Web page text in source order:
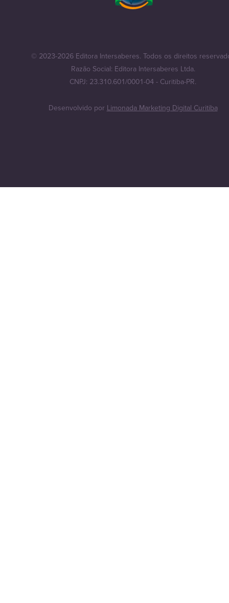
© 2023-2026 Editora Intersaberes. Todos os direitos
Razão Social: Editora Intersaberes Ltda.
CNPJ: 23.310.601/0001-04 - Curitiba-PR.
Desenvolvido porLimonada Marketing Digital Curitiba